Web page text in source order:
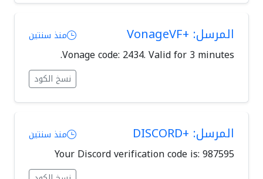
المرسل: +VonageVF منذ سنتين
Vonage code: 2434. Valid for 3 minutes.
نسخ الكود
المرسل: +DISCORD منذ سنتين
Your Discord verification code is: 987595